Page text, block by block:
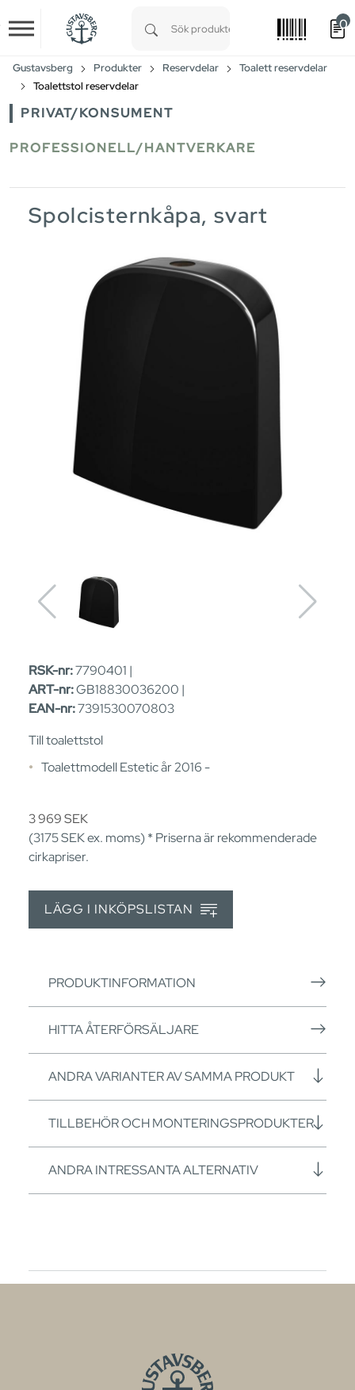
Skip to main content
0
Gustavsberg Produkter Reservdelar
Toalett reservdelar
Toalettstol reservdelar
PRIVAT/KONSUMENT
PROFESSIONELL/HANTVERKARE
Spolcisternkåpa, svart
RSK-nr:7790401 |
ART-nr:GB18830036200 |
EAN-nr:7391530070803
Till toalettstol
Toalettmodell Estetic år 2016 -
3 969SEK
(3175SEKex. moms) * Priserna är rekommenderade
cirkapriser.
LÄGG I INKÖPSLISTAN
PRODUKTINFORMATION
HITTA ÅTERFÖRSÄLJARE
ANDRA VARIANTER AV SAMMA PRODUKT
TILLBEHÖR OCH MONTERINGSPRODUKTER
ANDRA INTRESSANTA ALTERNATIV